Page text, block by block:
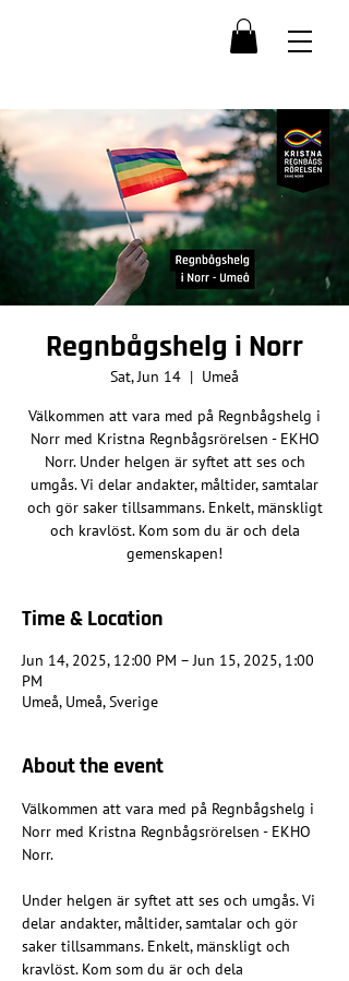
Regnbågshelg i Norr
Sat, Jun 14
  |
Umeå
Välkommen att vara med på Regnbågshelg i
Norr med Kristna Regnbågsrörelsen - EKHO
Norr. Under helgen är syftet att ses och
umgås. Vi delar andakter, måltider, samtalar
och gör saker tillsammans. Enkelt, mänskligt
och kravlöst. Kom som du är och dela
gemenskapen!
Time & Location
Jun 14, 2025, 12:00 PM – Jun 15, 2025, 1:00
PM
Umeå, Umeå, Sverige
About the event
Välkommen att vara med på Regnbågshelg i
Norr med Kristna Regnbågsrörelsen - EKHO
Norr.
Under helgen är syftet att ses och umgås. Vi
delar andakter, måltider, samtalar och gör
saker tillsammans. Enkelt, mänskligt och
kravlöst. Kom som du är och dela